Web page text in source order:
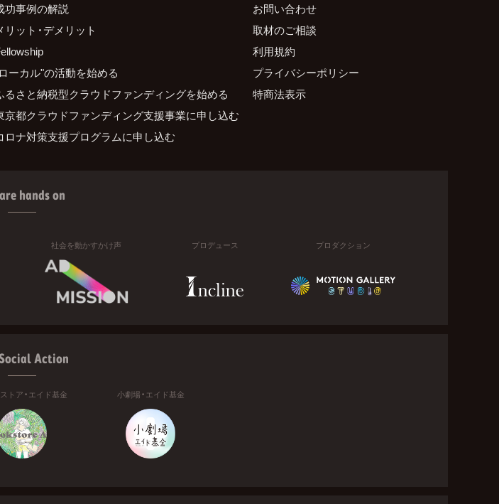
功事例の解説
リット・デメリット
ーカル"の活動を始める
るさと納税型クラウドファンディングを始める
京都クラウドファンディング支援事業に申し込む
ロナ対策支援プログラムに申し込む
お問い合わせ
取材のご相談
利用規約
プライバシーポリシー
特商法表示
hands on
社会を動かすかけ声 プロデュース プロダクション
Action
トア・エイド基金 小劇場・エイド基金